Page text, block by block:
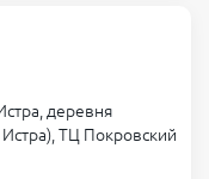
деревня
ТЦ Покровский